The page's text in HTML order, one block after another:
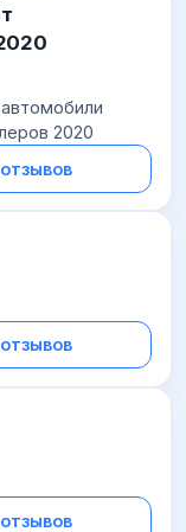
2020
отзывов
отзывов
отзывов